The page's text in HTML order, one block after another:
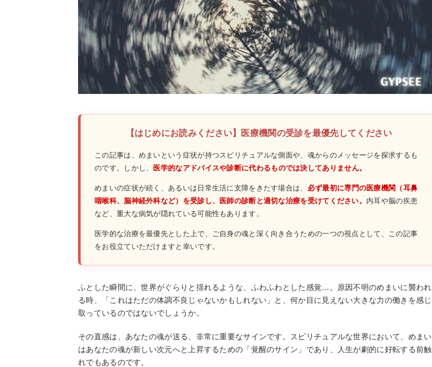
【はじめにお読みください】医療機関の受診を最優先してください
この記事は、めまいという症状が持つスピリチュアルな側面や、魂からのメッセージを探求するも
のです。しかし、 医学的なアドバイスや診断に代わるものでは決してありません。
めまいの症状が続く、あるいは日常生活に支障をきたす場合は、 必ず最初に専門の医療機関（耳鼻
咽喉科、脳神経外科など）を受診し、医師の診断と適切な治療を受けてください。 内耳や脳の疾患
など、重大な病気が隠れている可能性もあります。
医学的な治療を最優先とした上で、ご自身の魂と深く向き合うための一つの視点として、この記事
をお役立ていただけますと幸いです。
ふとした瞬間に、世界がぐらりと揺れるような、ふわふわとした感覚…。原因不明のめまいに襲われ
る時、「これはただの体調不良じゃないかもしれない」と、何か目に見えない大きな力の働きを感じ
取っているのではないでしょうか。
その直感は、あなたの魂が送る、非常に重要なサインです。スピリチュアルな世界において、めまい
はあなたの魂が新しい次元へと上昇するための「覚醒のサイン」であり、人生が劇的に好転する前触
れでもあるのです。